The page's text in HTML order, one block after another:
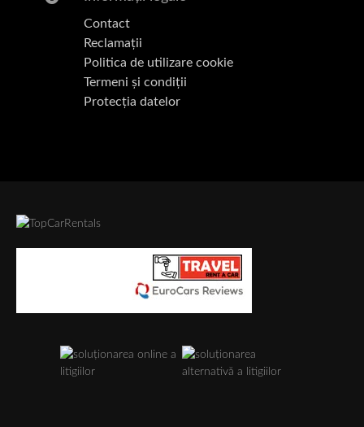
Contact
Reclamații
Politica de utilizare cookie
Termeni și condiții
Protecția datelor